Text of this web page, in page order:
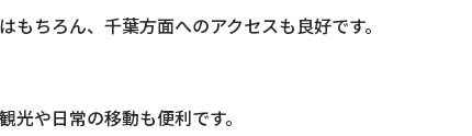
ちろん、千葉方面へのアクセスも良好です。
や日常の移動も便利です。